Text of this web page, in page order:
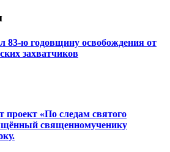
83-ю годовщину освобождения от
захватчиков
проект «По следам святого
священномученику